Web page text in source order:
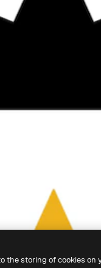
the storing of cookies on